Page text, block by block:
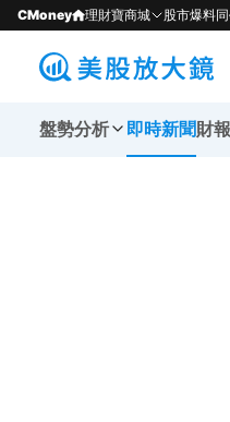
CMoney 理財寶商城 股市爆料
盤勢分析 即時新聞財